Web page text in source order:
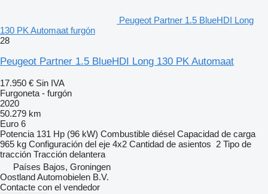
Peugeot Partner 1.5 BlueHDI Long
130 PK Automaat furgón
28
Peugeot Partner 1.5 BlueHDI Long 130 PK Automaat
17.950 € Sin IVA
Furgoneta - furgón
2020
50.279 km
Euro 6
Potencia 131 Hp (96 kW) Combustible diésel Capacidad de carga
965 kg Configuración del eje 4x2 Cantidad de asientos 2 Tipo de
tracción Tracción delantera
Países Bajos, Groningen
Oostland Automobielen B.V.
Contacte con el vendedor